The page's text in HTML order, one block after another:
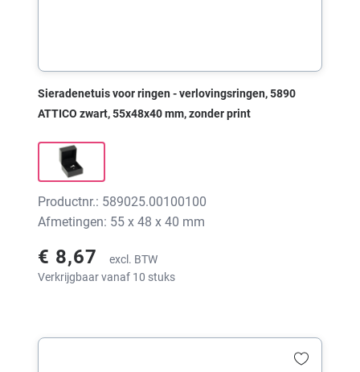
Sieradenetuis voor ringen - verlovingsringen, 5890
ATTICO zwart, 55x48x40 mm, zonder print
Productnr.: 589025.00100100
Afmetingen: 55 x 48 x 40 mm
€ 8,67
excl. BTW
Verkrijgbaar vanaf 10 stuks